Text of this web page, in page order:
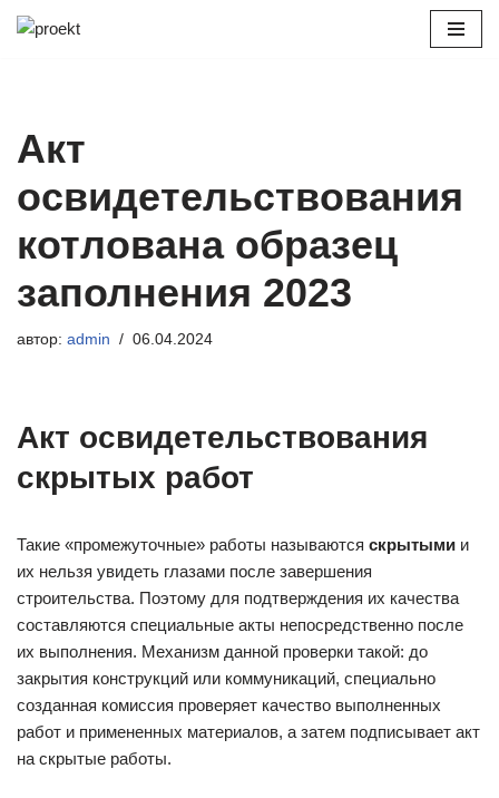
Акт
освидетельствования
котлована образец
заполнения 2023
автор: admin 06.04.2024
Акт освидетельствования
скрытых работ
Такие «промежуточные» работы называются скрытыми и
их нельзя увидеть глазами после завершения
строительства. Поэтому для подтверждения их качества
составляются специальные акты непосредственно после
их выполнения. Механизм данной проверки такой: до
закрытия конструкций или коммуникаций, специально
созданная комиссия проверяет качество выполненных
работ и примененных материалов, а затем подписывает акт
на скрытые работы.